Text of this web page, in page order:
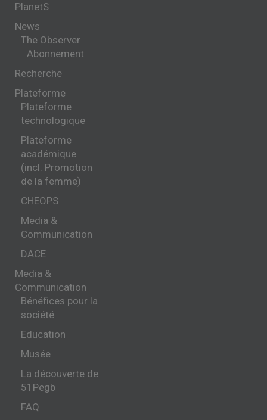
PlanetS
News
The Observer
Abonnement
Recherche
Plateforme
Plateforme
technologique
Plateforme
académique
(incl. Promotion
de la femme)
CHEOPS
Media &
Communication
DACE
Media &
Communication
Bénéfices pour la
société
Education
Musée
La découverte de
51Pegb
FAQ